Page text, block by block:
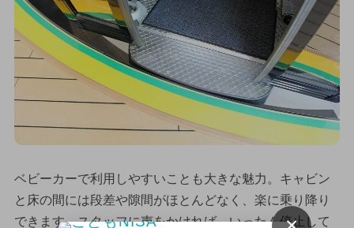
ベビーカーで利用しやすいことも大きな魅力。キャビン
と床の間には段差や隙間がほとんどなく、楽に乗り降り
できます。スタッフに声をかければ、いったん停止して